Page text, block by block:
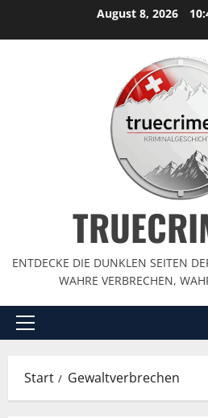
August 8, 2026
ENTDECKE DIE DUNKLEN SEITEN
WAHRE VERBRECHEN,
Start Gewaltverbrechen